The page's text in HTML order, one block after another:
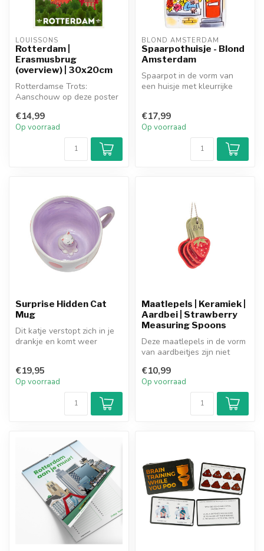
LOUISSONS
Rotterdam |
Erasmusbrug
(overview) | 30x20cm
Rotterdamse Trots:
Aanschouw op deze poster
Rotterdam van...
€14,99
Op voorraad
BLOND AMSTERDAM
Spaarpothuisje - Blond
Amsterdam
Spaarpot in de vorm van
een huisje met kleurrijke
€17,99
Op voorraad
Surprise Hidden Cat
Mug
Dit katje verstopt zich in je
drankje en komt weer
€19,95
Op voorraad
Maatlepels | Keramiek |
Aardbei | Strawberry
Measuring Spoons
Deze maatlepels in de vorm
van aardbeitjes zijn niet
€10,99
Op voorraad